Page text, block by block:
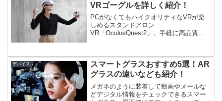
VRゴーグルを詳しく紹介！
PCがなくてもハイクオリティなVRが楽
しめるスタンドアロン
VR「OculusQuest2」。手軽に高品質な
ゴーグルなのか？具体的にはどんなVR体
験ができる...
デバイス
スマートグラスおすすめ5選！AR
グラスの違いなども紹介！
メガネのように装着して動画やメールな
どデジタル情報をチェックできるスマー